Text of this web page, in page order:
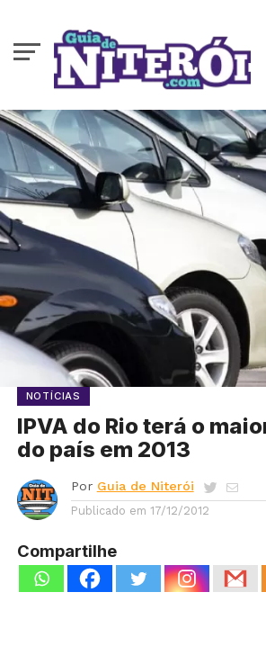
NOTÍCIAS
IPVA do Rio terá o
do país em 2013
Por Guia de Niterói
Publicado em 17/12/2012
Compartilhe